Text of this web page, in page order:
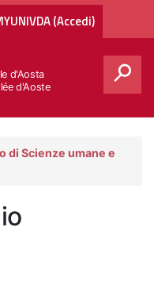
(Accedi)
d'Aosta
d'Aoste
di Scienze umane e